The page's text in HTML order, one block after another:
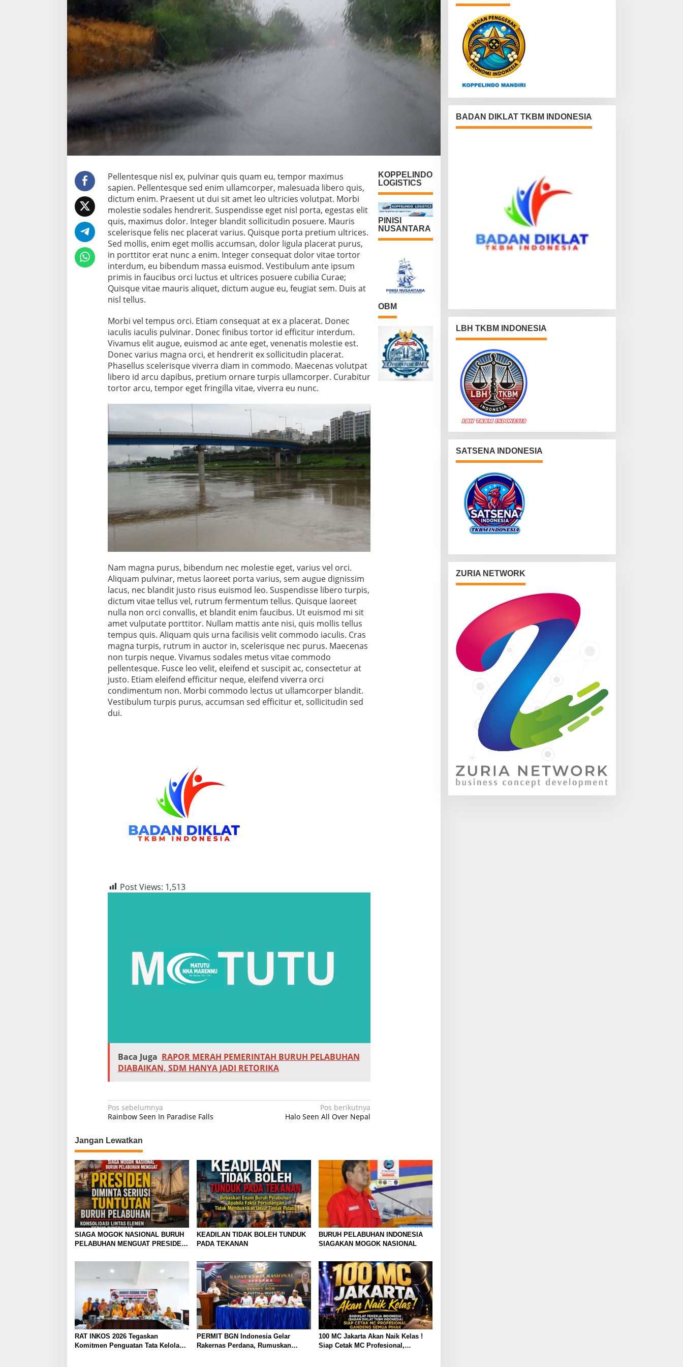
s
a
Pellentesque nisl ex, pulvinar quis quam eu, tempor maximus
sapien. Pellentesque sed enim ullamcorper, malesuada libero quis,
dictum enim. Praesent ut dui sit amet leo ultricies volutpat. Morbi
molestie sodales hendrerit. Suspendisse eget nisl porta, egestas elit
quis, maximus dolor. Integer blandit sollicitudin posuere. Mauris
scelerisque felis nec placerat varius. Quisque porta pretium ultrices.
Sed mollis, enim eget mollis accumsan, dolor ligula placerat purus,
in porttitor erat nunc a enim. Integer consequat dolor vitae tortor
interdum, eu bibendum massa euismod. Vestibulum ante ipsum
primis in faucibus orci luctus et ultrices posuere cubilia Curae;
Quisque vitae mauris aliquet, dictum augue eu, feugiat sem. Duis at
nisl tellus.
Morbi vel tempus orci. Etiam consequat at ex a placerat. Donec
iaculis iaculis pulvinar. Donec finibus tortor id efficitur interdum.
Vivamus elit augue, euismod ac ante eget, venenatis molestie est.
Donec varius magna orci, et hendrerit ex sollicitudin placerat.
Phasellus scelerisque viverra diam in commodo. Maecenas volutpat
libero id arcu dapibus, pretium ornare turpis ullamcorper. Curabitur
tortor arcu, tempor eget fringilla vitae, viverra eu nunc.
Nam magna purus, bibendum nec molestie eget, varius vel orci.
Aliquam pulvinar, metus laoreet porta varius, sem augue dignissim
lacus, nec blandit justo risus euismod leo. Suspendisse libero turpis,
dictum vitae tellus vel, rutrum fermentum tellus. Quisque laoreet
nulla non orci convallis, et blandit enim faucibus. Ut euismod mi sit
amet vulputate porttitor. Nullam mattis ante nisi, quis mollis tellus
tempus quis. Aliquam quis urna facilisis velit commodo iaculis. Cras
magna turpis, rutrum in auctor in, scelerisque nec purus. Maecenas
non turpis neque. Vivamus sodales metus vitae commodo
pellentesque. Fusce leo velit, eleifend et suscipit ac, consectetur at
justo. Etiam eleifend efficitur neque, eleifend viverra orci
condimentum non. Morbi commodo lectus ut ullamcorper blandit.
Vestibulum turpis purus, accumsan sed efficitur et, sollicitudin sed
dui.
Post Views: 1,513
Baca Juga RAPOR MERAH PEMERINTAH BURUH PELABUHAN
DIABAIKAN, SDM HANYA JADI RETORIKA
N
a
v
i
g
a
s
i
p
o
Pos sebelumnya
Rainbow Seen In Paradise Falls
Pos berikutnya
Halo Seen All Over Nepal
KOPPELINDO
LOGISTICS
PINISI
NUSANTARA
OBM
Jangan Lewatkan
SIAGA MOGOK NASIONAL BURUH
PELABUHAN MENGUAT PRESIDEN
BURUH PELABUHAN,
KONSOLIDASI LINTAS ELEMEN
DEWAN BURUH PELABUHAN
INDONESIA TERUS DIPERKUAT
KEADILAN TIDAK BOLEH TUNDUK
PADA TEKANAN
BURUH PELABUHAN INDONESIA
SIAGAKAN MOGOK NASIONAL
RAT INKOS 2026 Tegaskan
Komitmen Penguatan Tata Kelola
PERMIT BGN Indonesia Gelar
Rakernas Perdana, Rumuskan
100 MC Jakarta Akan Naik Kelas !
Siap Cetak MC Profesional,
BADAN DIKLAT TKBM INDONESIA
LBH TKBM INDONESIA
SATSENA INDONESIA
ZURIA NETWORK